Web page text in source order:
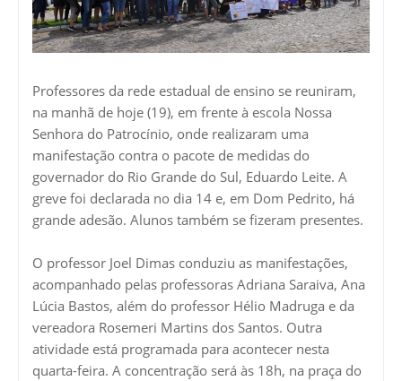
Professores da rede estadual de ensino se reuniram,
na manhã de hoje (19), em frente à escola Nossa
Senhora do Patrocínio, onde realizaram uma
manifestação contra o pacote de medidas do
governador do Rio Grande do Sul, Eduardo Leite. A
greve foi declarada no dia 14 e, em Dom Pedrito, há
grande adesão. Alunos também se fizeram presentes.
O professor Joel Dimas conduziu as manifestações,
acompanhado pelas professoras Adriana Saraiva, Ana
Lúcia Bastos, além do professor Hélio Madruga e da
vereadora Rosemeri Martins dos Santos. Outra
atividade está programada para acontecer nesta
quarta-feira. A concentração será às 18h, na praça do